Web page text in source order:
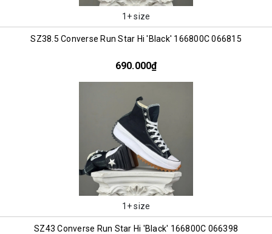
1+ size
SZ38.5 Converse Run Star Hi 'Black' 166800C 066815
690.000₫
1+ size
SZ43 Converse Run Star Hi 'Black' 166800C 066398